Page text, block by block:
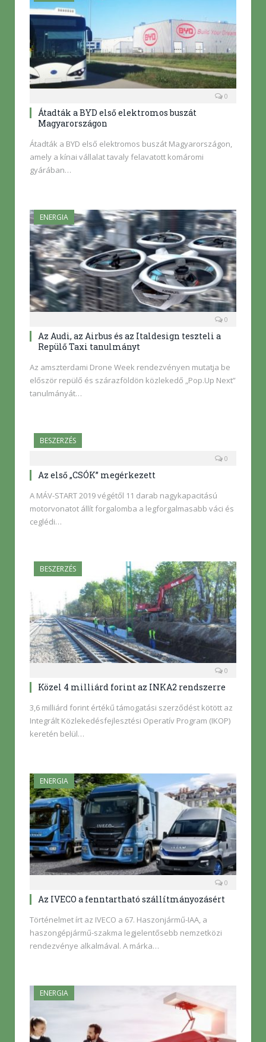
0
Átadták a BYD első elektromos buszát
Magyarországon
Átadták a BYD első elektromos buszát Magyarországon,
amely a kínai vállalat tavaly felavatott komáromi
gyárában…
ENERGIA
0
Az Audi, az Airbus és az Italdesign teszteli a
Repülő Taxi tanulmányt
Az amszterdami Drone Week rendezvényen mutatja be
először repülő és szárazföldön közlekedő „Pop.Up Next”
tanulmányát…
BESZERZÉS
0
Az első „CSÓK” megérkezett
A MÁV-START 2019 végétől 11 darab nagykapacitású
motorvonatot állít forgalomba a legforgalmasabb váci és
ceglédi…
BESZERZÉS
0
Közel 4 milliárd forint az INKA2 rendszerre
3,6 milliárd forint értékű támogatási szerződést kötött az
Integrált Közlekedésfejlesztési Operatív Program (IKOP)
keretén belül…
ENERGIA
0
Az IVECO a fenntartható szállítmányozásért
Történelmet írt az IVECO a 67. Haszonjármű-IAA, a
haszongépjármű-szakma legjelentősebb nemzetközi
rendezvénye alkalmával. A márka…
ENERGIA